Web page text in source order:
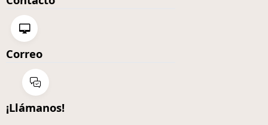
Correo
¡Llámanos!